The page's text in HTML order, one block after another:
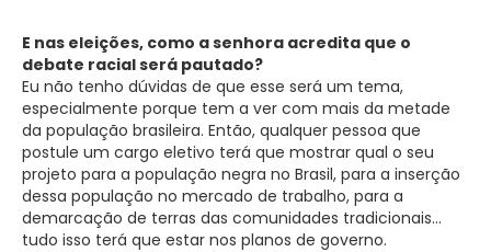
E nas eleições, como a senhora acredita que o
debate racial será pautado?
Eu não tenho dúvidas de que esse será um tema,
especialmente porque tem a ver com mais da metade
da população brasileira. Então, qualquer pessoa que
postule um cargo eletivo terá que mostrar qual o seu
projeto para a população negra no Brasil, para a inserção
dessa população no mercado de trabalho, para a
demarcação de terras das comunidades tradicionais…
tudo isso terá que estar nos planos de governo.